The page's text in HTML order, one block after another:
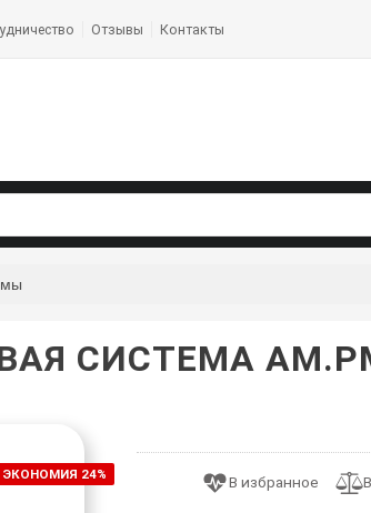
Отзывы Контакты
СИСТЕМА
ЭКОНОМИЯ 24%